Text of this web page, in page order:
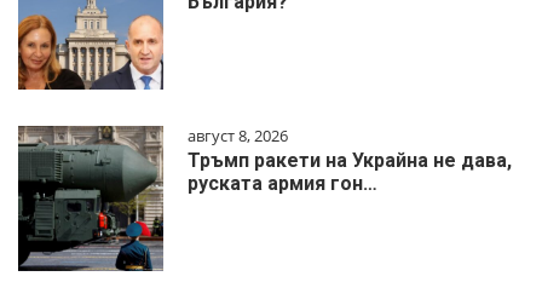
август 8, 2026
Тръмп ракети на Украйна не дава,
руската армия гон…